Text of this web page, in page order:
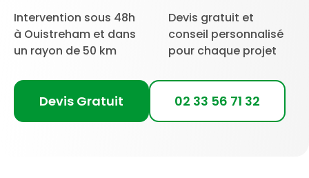
Intervention sous 48h
à Ouistreham et dans
un rayon de 50 km
Devis gratuit et
conseil personnalisé
pour chaque projet
Devis Gratuit 02 33 56 71 32